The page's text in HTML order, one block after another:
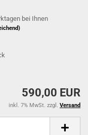
bei Ihnen
590,00 EUR
inkl. 7% MwSt. zzgl. Versand